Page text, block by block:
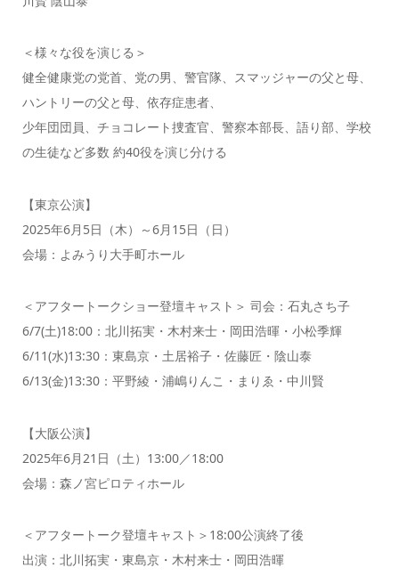
＜様々な役を演じる＞
健全健康党の党首、党の男、警官隊、スマッジャーの父と母、
ハントリーの父と母、依存症患者、
少年団団員、チョコレート捜査官、警察本部長、語り部、学校
の生徒など多数 約40役を演じ分ける
【東京公演】
2025年6月5日（木）～6月15日（日）
会場：よみうり大手町ホール
＜アフタートークショー登壇キャスト＞ 司会：石丸さち子
6/7(土)18:00：北川拓実・木村来士・岡田浩暉・小松季輝
6/11(水)13:30：東島京・土居裕子・佐藤匠・陰山泰
6/13(金)13:30：平野綾・浦嶋りんこ・まりゑ・中川賢
【大阪公演】
2025年6月21日（土）13:00／18:00
会場：森ノ宮ピロティホール
＜アフタートーク登壇キャスト＞18:00公演終了後
出演：北川拓実・東島京・木村来士・岡田浩暉